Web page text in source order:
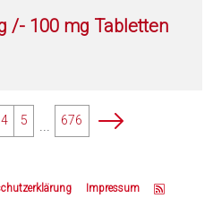
/- 100 mg Tabletten
4 5 ... 676
p
n
Impressum